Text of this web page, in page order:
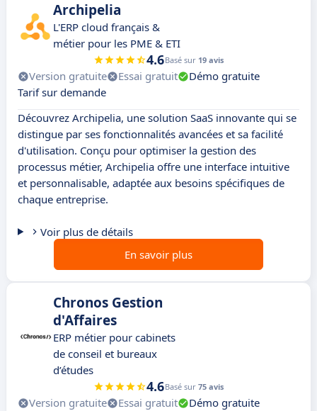
Archipelia
L'ERP cloud français &
métier pour les PME & ETI
4.6Basé sur 19 avis
Version gratuite Essai gratuit
Démo gratuite
Tarif sur demande
Découvrez Archipelia, une solution SaaS innovante qui se
distingue par ses fonctionnalités avancées et sa facilité
d'utilisation. Conçu pour optimiser la gestion des
processus métier, Archipelia offre une interface intuitive
et personnalisable, adaptée aux besoins spécifiques de
chaque entreprise.
Voir plus de détails
En savoir plus
Chronos Gestion
d'Affaires
ERP métier pour cabinets
de conseil et bureaux
d’études
4.6Basé sur 75 avis
Version gratuite Essai gratuit
Démo gratuite